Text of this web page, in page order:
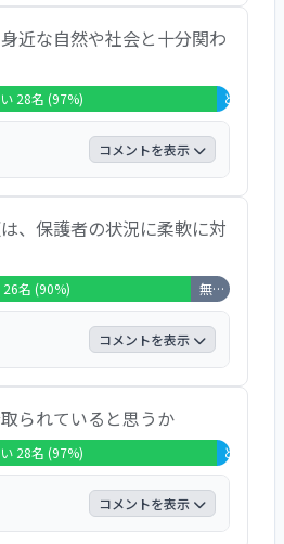
が「はい」と答え、全体
全ての回答者という結果
記入の結果では、食事は
やつもバラエティーに富
などの声が聞かれまし
近な自然や社会と十分関わ
28名 (97%) どちらと
コメントを表示
が「はい」と答え、全体
どちらともいえない」が
0.0％という結果でし
の結果では、散歩の機会
に沿って工夫されていて
すなどの声が聞かれまし
、保護者の状況に柔軟に対
26名 (90%) 無回答・非該当 3名 (10%)
コメントを表示
が「はい」と答え、全体
どちらともいえない」が
が0.0％という結果でし
の結果では、連絡すれば
助かっていますなどの声
られていると思うか
28名 (97%) どちらと
コメントを表示